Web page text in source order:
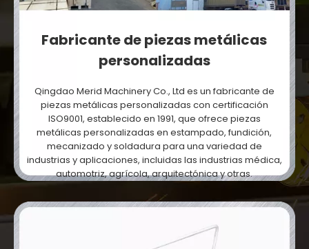
Fabricante de piezas metálicas
personalizadas
Qingdao Merid Machinery Co., Ltd es un fabricante de
piezas metálicas personalizadas con certificación
ISO9001, establecido en 1991, que ofrece piezas
metálicas personalizadas en estampado, fundición,
mecanizado y soldadura para una variedad de
industrias y aplicaciones, incluidas las industrias médica,
automotriz, agrícola, arquitectónica y otras.